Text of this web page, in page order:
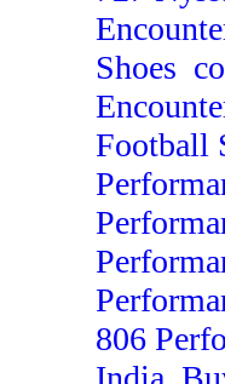
Shoes
Football
806